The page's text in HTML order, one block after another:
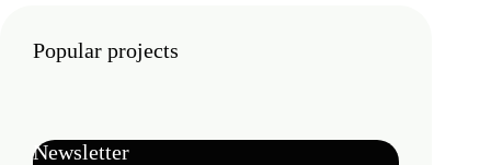
Popular projects
Newsletter